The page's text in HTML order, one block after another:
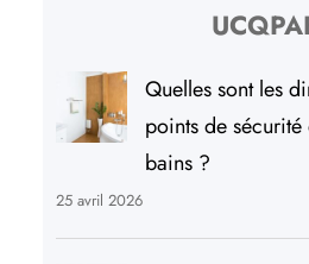
Quelles sont les
points de sécurité
bains ?
25 avril 2026